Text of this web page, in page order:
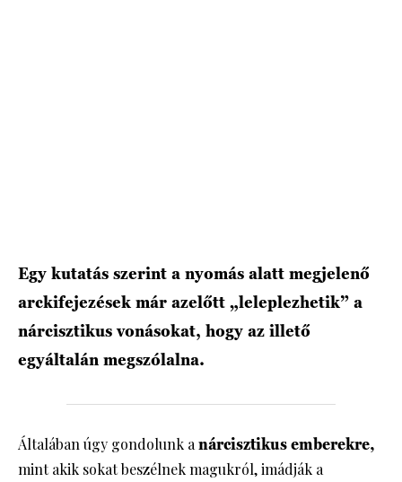
Egy kutatás szerint a nyomás alatt megjelenő
arckifejezések már azelőtt „leleplezhetik” a
nárcisztikus vonásokat, hogy az illető
egyáltalán megszólalna.
Általában úgy gondolunk anárcisztikus emberekre,
mint akik sokat beszélnek magukról, imádják a